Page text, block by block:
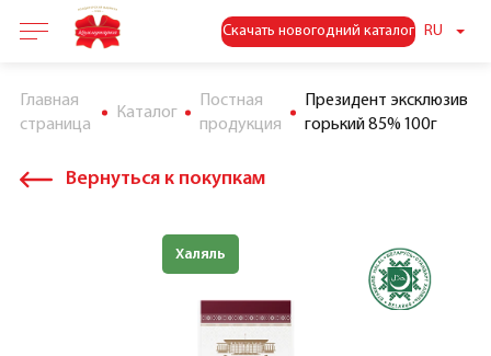
Скачать новогодний каталог RU
Главная
страница
Каталог
Постная
продукция
Президент эксклюзив
горький 85% 100г
Вернуться к покупкам
Халяль